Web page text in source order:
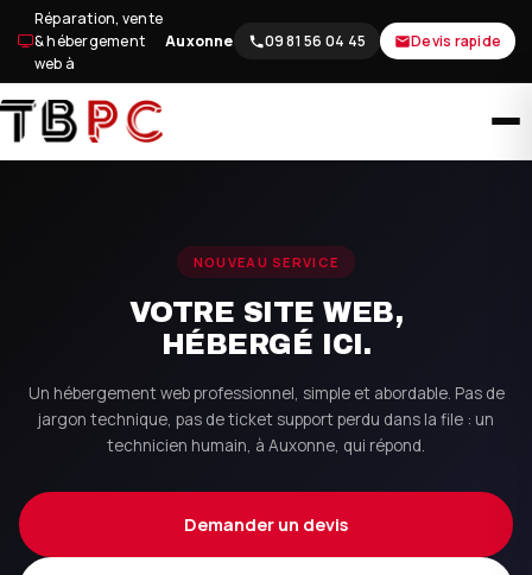
au
contenu
Réparation, vente
& hébergement
web à
Auxonne 09 81 56 04 45 Devis rapide
NOUVEAU SERVICE
VOTRE SITE WEB,
HÉBERGÉ ICI.
Un hébergement web professionnel, simple et abordable. Pas de
jargon technique, pas de ticket support perdu dans la file : un
technicien humain, à Auxonne, qui répond.
Demander un devis